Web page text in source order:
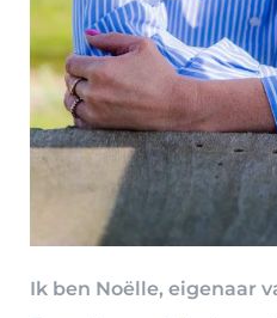
Ik ben Noëlle, eigenaar